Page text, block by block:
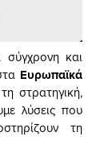
σύγχρονη και
Ευρωπαϊκά
στρατηγική,
λύσεις που
τη